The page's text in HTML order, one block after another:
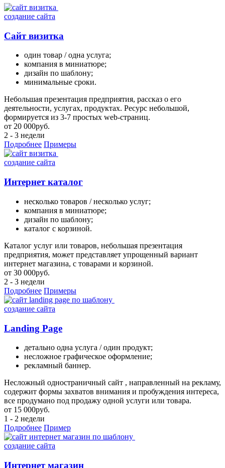
создание сайта
Сайт визитка
один товар / одна услуга;
компания в миниатюре;
дизайн по шаблону;
минимальные сроки.
Небольшая презентация предприятия, рассказ о его
деятельности, услугах, продуктах. Ресурс небольшой,
формируется из 3-7 простых web-страниц.
от 20 000руб.
2 - 3 недели
Подробнее Примеры
создание сайта
Интернет каталог
несколько товаров / несколько услуг;
компания в миниатюре;
дизайн по шаблону;
каталог с корзиной.
Каталог услуг или товаров, небольшая презентация
предприятия, может представляет упрощенный вариант
интернет магазина, с товарами и корзиной.
от 30 000руб.
2 - 3 недели
Подробнее Примеры
создание сайта
Landing Page
детально одна услуга / один продукт;
несложное графическое оформление;
рекламный баннер.
Несложный одностраничный сайт , направленный на рекламу,
содержит формы захватов внимания и пробуждения интереса,
все продумано под продажу одной услуги или товара.
от 15 000руб.
1 - 2 недели
Подробнее Пример
создание сайта
Интернет магазин